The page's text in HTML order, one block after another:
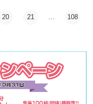
20 21 … 108